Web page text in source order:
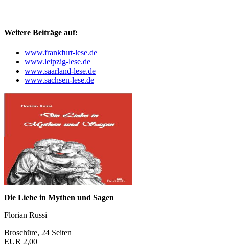
Weitere Beiträge auf:
www.frankfurt-lese.de
www.leipzig-lese.de
www.saarland-lese.de
www.sachsen-lese.de
Die Liebe in Mythen und Sagen
Florian Russi
Broschüre, 24 Seiten
EUR 2,00